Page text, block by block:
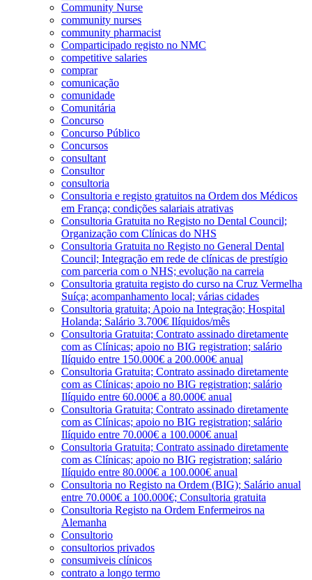
Community Nurse
community nurses
community pharmacist
Comparticipado registo no NMC
competitive salaries
comprar
comunicação
comunidade
Comunitária
Concurso
Concurso Público
Concursos
consultant
Consultor
consultoria
Consultoria e registo gratuitos na Ordem dos Médicos
em França; condições salariais atrativas
Consultoria Gratuita no Registo no Dental Council;
Organização com Clínicas do NHS
Consultoria Gratuita no Registo no General Dental
Council; Integração em rede de clínicas de prestígio
com parceria com o NHS; evolução na carreia
Consultoria gratuita registo do curso na Cruz Vermelha
Suíça; acompanhamento local; várias cidades
Consultoria gratuita; Apoio na Integração; Hospital
Holanda; Salário 3.700€ Ilíquidos/mês
Consultoria Gratuita; Contrato assinado diretamente
com as Clínicas; apoio no BIG registration; salário
Ilíquido entre 150.000€ a 200.000€ anual
Consultoria Gratuita; Contrato assinado diretamente
com as Clínicas; apoio no BIG registration; salário
Ilíquido entre 60.000€ a 80.000€ anual
Consultoria Gratuita; Contrato assinado diretamente
com as Clínicas; apoio no BIG registration; salário
Ilíquido entre 70.000€ a 100.000€ anual
Consultoria Gratuita; Contrato assinado diretamente
com as Clínicas; apoio no BIG registration; salário
Ilíquido entre 80.000€ a 100.000€ anual
Consultoria no Registo na Ordem (BIG); Salário anual
entre 70.000€ a 100.000€; Consultoria gratuita
Consultoria Registo na Ordem Enfermeiros na
Alemanha
Consultorio
consultorios privados
consumiveis clínicos
contrato a longo termo